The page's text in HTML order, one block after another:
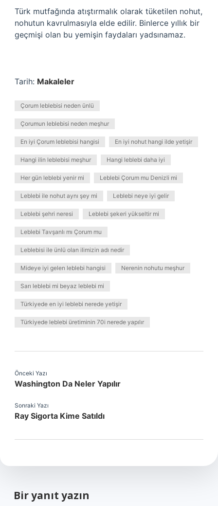
Türk mutfağında atıştırmalık olarak tüketilen nohut,
nohutun kavrulmasıyla elde edilir. Binlerce yıllık bir
geçmişi olan bu yemişin faydaları yadsınamaz.
Tarih: Makaleler
Çorum leblebisi neden ünlü
Çorumun leblebisi neden meşhur
En iyi Çorum leblebisi hangisi En iyi nohut hangi ilde yetişir
Hangi ilin leblebisi meşhur Hangi leblebi daha iyi
Her gün leblebi yenir mi Leblebi Çorum mu Denizli mi
Leblebi ile nohut aynı şey mi Leblebi neye iyi gelir
Leblebi şehri neresi Leblebi şekeri yükseltir mi
Leblebi Tavşanlı mı Çorum mu
Leblebisi ile ünlü olan ilimizin adı nedir
Mideye iyi gelen leblebi hangisi Nerenin nohutu meşhur
Sarı leblebi mi beyaz leblebi mi
Türkiyede en iyi leblebi nerede yetişir
Türkiyede leblebi üretiminin 70i nerede yapılır
Önceki Yazı
Washington Da Neler Yapılır
Sonraki Yazı
Ray Sigorta Kime Satıldı
Bir yanıt yazın